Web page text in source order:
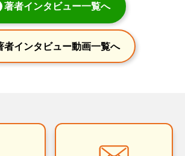
著者インタビュー一覧へ
者インタビュー動画一覧へ